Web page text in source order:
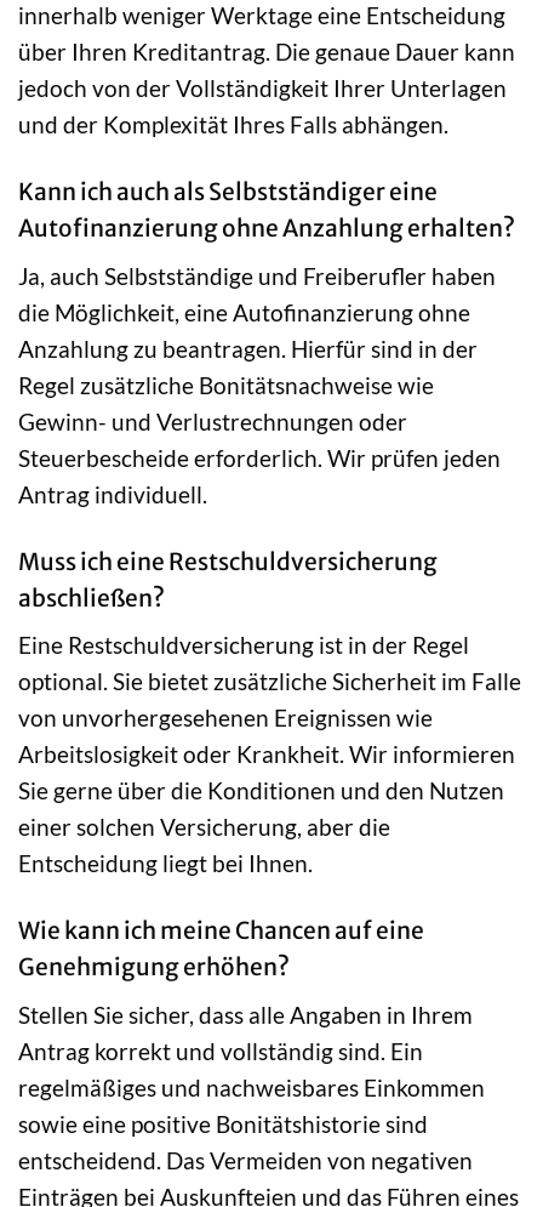
innerhalb weniger Werktage eine Entscheidung
über Ihren Kreditantrag. Die genaue Dauer kann
jedoch von der Vollständigkeit Ihrer Unterlagen
und der Komplexität Ihres Falls abhängen.
Kann ich auch als Selbstständiger eine
Autofinanzierung ohne Anzahlung erhalten?
Ja, auch Selbstständige und Freiberufler haben
die Möglichkeit, eine Autofinanzierung ohne
Anzahlung zu beantragen. Hierfür sind in der
Regel zusätzliche Bonitätsnachweise wie
Gewinn- und Verlustrechnungen oder
Steuerbescheide erforderlich. Wir prüfen jeden
Antrag individuell.
Muss ich eine Restschuldversicherung
abschließen?
Eine Restschuldversicherung ist in der Regel
optional. Sie bietet zusätzliche Sicherheit im Falle
von unvorhergesehenen Ereignissen wie
Arbeitslosigkeit oder Krankheit. Wir informieren
Sie gerne über die Konditionen und den Nutzen
einer solchen Versicherung, aber die
Entscheidung liegt bei Ihnen.
Wie kann ich meine Chancen auf eine
Genehmigung erhöhen?
Stellen Sie sicher, dass alle Angaben in Ihrem
Antrag korrekt und vollständig sind. Ein
regelmäßiges und nachweisbares Einkommen
sowie eine positive Bonitätshistorie sind
entscheidend. Das Vermeiden von negativen
Einträgen bei Auskunfteien und das Führen eines